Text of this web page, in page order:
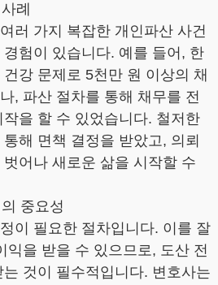
례
러 가지 복잡한 개인파산 사건
험이 있습니다. 예를 들어, 한
강 문제로 5천만 원 이상의 채
, 파산 절차를 통해 채무를 전
을 할 수 있었습니다. 철저한
해 면책 결정을 받았고, 의뢰
어나 새로운 삶을 시작할 수
중요성
이 필요한 절차입니다. 이를 잘
익을 받을 수 있으므로, 도산 전
것이 필수적입니다. 변호사는